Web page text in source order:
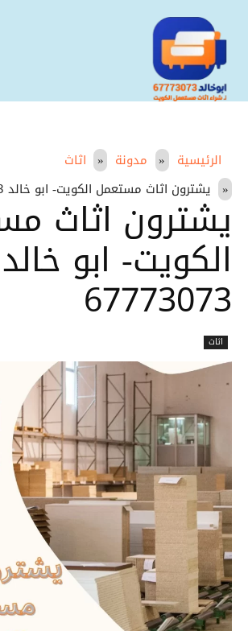
الرئيسية مدونة
اثاث
يشترون اثاث مستعمل الكويت- ابو خالد 67773073
يشترون اثاث
الكويت- ابو خالد
67773073
اثاث